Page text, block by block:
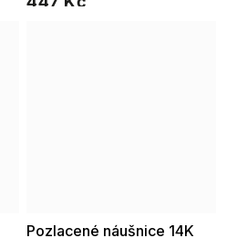
Pozlacené náušnice 14K